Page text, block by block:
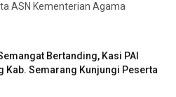
ASN Kementerian Agama
Bertanding, Kasi PAI
Kab. Semarang Kunjungi Peserta